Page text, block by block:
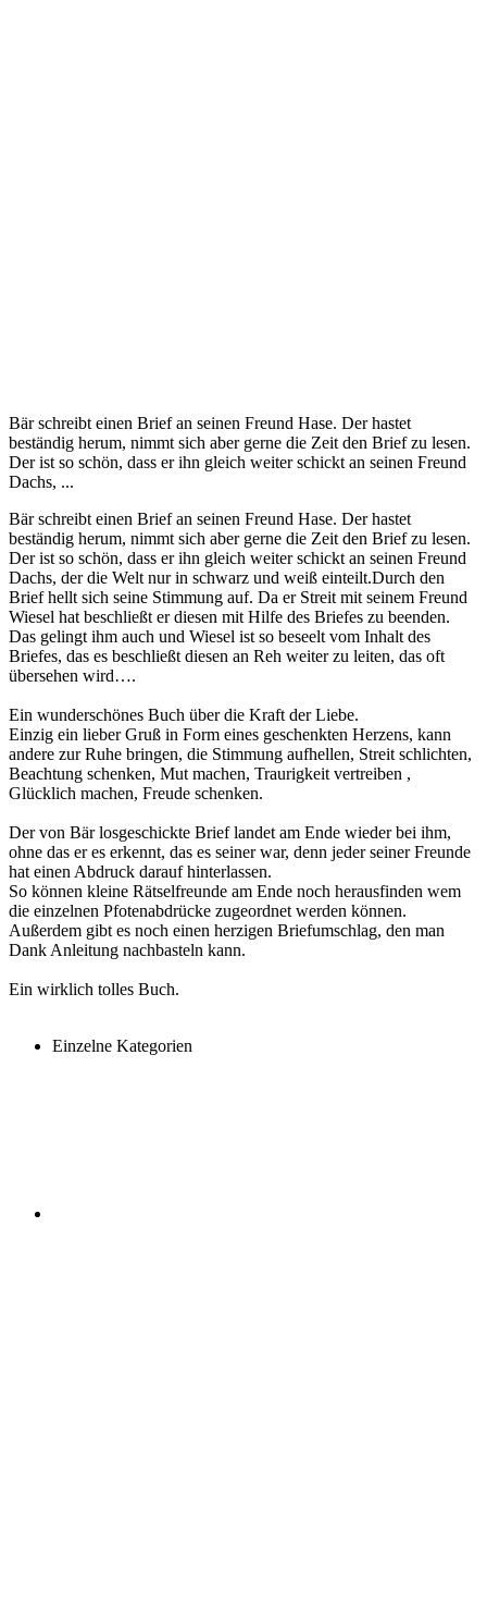
Bär schreibt einen Brief an seinen Freund Hase. Der hastet
beständig herum, nimmt sich aber gerne die Zeit den Brief zu lesen.
Der ist so schön, dass er ihn gleich weiter schickt an seinen Freund
Dachs, ...
Bär schreibt einen Brief an seinen Freund Hase. Der hastet
beständig herum, nimmt sich aber gerne die Zeit den Brief zu lesen.
Der ist so schön, dass er ihn gleich weiter schickt an seinen Freund
Dachs, der die Welt nur in schwarz und weiß einteilt.Durch den
Brief hellt sich seine Stimmung auf. Da er Streit mit seinem Freund
Wiesel hat beschließt er diesen mit Hilfe des Briefes zu beenden.
Das gelingt ihm auch und Wiesel ist so beseelt vom Inhalt des
Briefes, das es beschließt diesen an Reh weiter zu leiten, das oft
übersehen wird….
Ein wunderschönes Buch über die Kraft der Liebe.
Einzig ein lieber Gruß in Form eines geschenkten Herzens, kann
andere zur Ruhe bringen, die Stimmung aufhellen, Streit schlichten,
Beachtung schenken, Mut machen, Traurigkeit vertreiben ,
Glücklich machen, Freude schenken.
Der von Bär losgeschickte Brief landet am Ende wieder bei ihm,
ohne das er es erkennt, das es seiner war, denn jeder seiner Freunde
hat einen Abdruck darauf hinterlassen.
So können kleine Rätselfreunde am Ende noch herausfinden wem
die einzelnen Pfotenabdrücke zugeordnet werden können.
Außerdem gibt es noch einen herzigen Briefumschlag, den man
Dank Anleitung nachbasteln kann.
Ein wirklich tolles Buch.
Einzelne Kategorien